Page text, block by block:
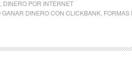
DINERO POR INTERNET
GANAR DINERO CON CLICKBANK FORMAS